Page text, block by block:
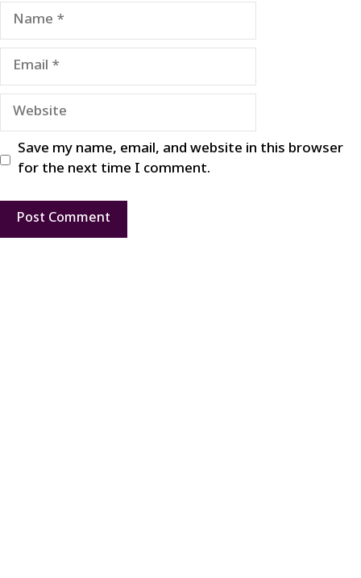
Name
Email
Website
Save my name, email, and website in this browser
for the next time I comment.